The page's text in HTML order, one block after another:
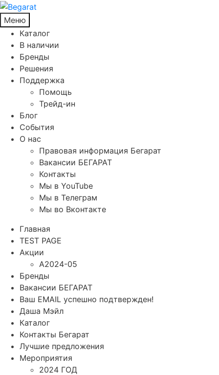
Меню
Каталог
В наличии
Бренды
Решения
Поддержка
Помощь
Трейд-ин
Блог
События
О нас
Правовая информация Бегарат
Вакансии БЕГАРАТ
Контакты
Мы в YouTube
Мы в Телеграм
Мы во Вконтакте
Главная
TEST PAGE
Акции
A2024-05
Бренды
Вакансии БЕГАРАТ
Ваш EMAIL успешно подтвержден!
Даша Мэйл
Каталог
Контакты Бегарат
Лучшие предложения
Мероприятия
2024 ГОД